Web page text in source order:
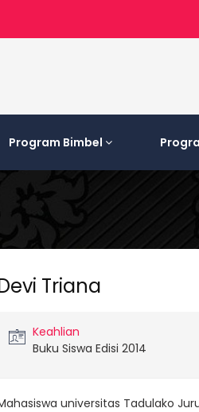
Program Bimbel
Triana
Keahlian
Buku Siswa Edisi 2014
universitas Tadulako